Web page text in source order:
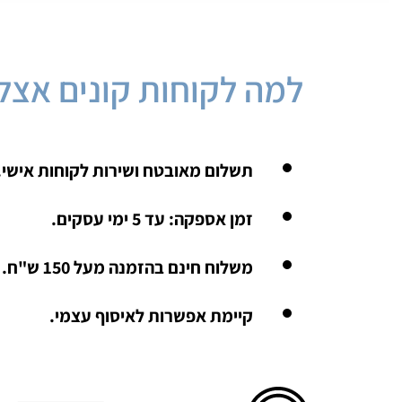
למה לקוחות קונים
תשלום מאובטח ושירות לקוחות
זמן אספקה: עד 5 ימי עסקים.
משלוח חינם בהזמנה מעל 150 ש"ח.
קיימת אפשרות לאיסוף עצמי.